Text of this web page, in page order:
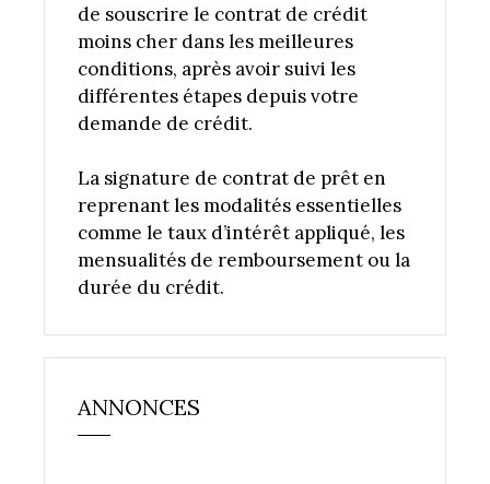
de souscrire le contrat de crédit
moins cher dans les meilleures
conditions, après avoir suivi les
différentes étapes depuis votre
demande de crédit.
La signature de contrat de prêt en
reprenant les modalités essentielles
comme le taux d’intérêt appliqué, les
mensualités de remboursement ou la
durée du crédit.
ANNONCES